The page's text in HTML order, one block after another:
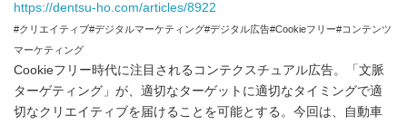
https://dentsu-ho.com/articles/8922
#クリエイティブ#デジタルマーケティング#デジタル広告#Cookieフリー#コンテンツ
マーケティング
Cookieフリー時代に注目されるコンテクスチュアル広告。「文脈
ターゲティング」が、適切なターゲットに適切なタイミングで適
切なクリエイティブを届けることを可能とする。今回は、自動車